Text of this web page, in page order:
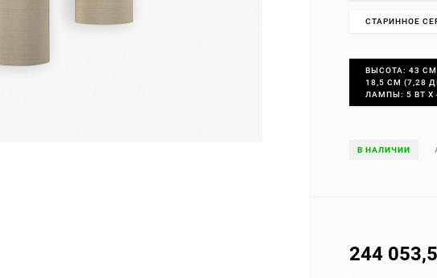
СТАРИННОЕ
ВЫСОТА: 43
18,5 СМ (7,28
ЛАМПЫ: 5 ВТ X
В НАЛИЧИИ
244